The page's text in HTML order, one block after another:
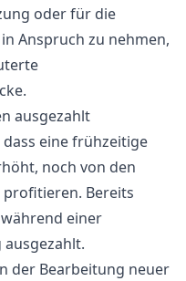
oder für die
Anspruch zu nehmen,
ausgezahlt
eine frühzeitige
noch von den
Bereits
einer
der Bearbeitung neuer